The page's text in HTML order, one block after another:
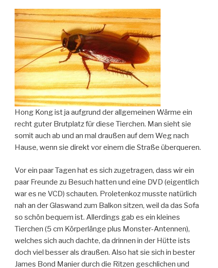
Hong Kong ist ja aufgrund der allgemeinen Wärme ein
recht guter Brutplatz für diese Tierchen. Man sieht sie
somit auch ab und an mal draußen auf dem Weg nach
Hause, wenn sie direkt vor einem die Straße überqueren.
Vor ein paar Tagen hat es sich zugetragen, dass wir ein
paar Freunde zu Besuch hatten und eine DVD (eigentlich
war es ne VCD) schauten. Proletenkoz musste natürlich
nah an der Glaswand zum Balkon sitzen, weil da das Sofa
so schön bequem ist. Allerdings gab es ein kleines
Tierchen (5 cm Körperlänge plus Monster-Antennen),
welches sich auch dachte, da drinnen in der Hütte ists
doch viel besser als draußen. Also hat sie sich in bester
James Bond Manier durch die Ritzen geschlichen und